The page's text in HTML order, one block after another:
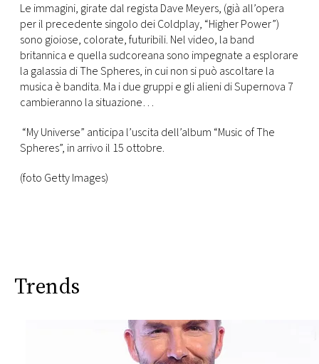
Le immagini, girate dal regista Dave Meyers, (già all’opera
per il precedente singolo dei Coldplay, “Higher Power”)
sono gioiose, colorate, futuribili. Nel video, la band
britannica e quella sudcoreana sono impegnate a esplorare
la galassia di The Spheres, in cui non si può ascoltare la
musica è bandita. Ma i due gruppi e gli alieni di Supernova 7
cambieranno la situazione…
“My Universe” anticipa l’uscita dell’album “Music of The
Spheres”, in arrivo il 15 ottobre.
(foto Getty Images)
Trends